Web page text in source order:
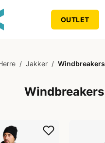
OUTLET
/ Jakker / Windbreakers
Windbreakers